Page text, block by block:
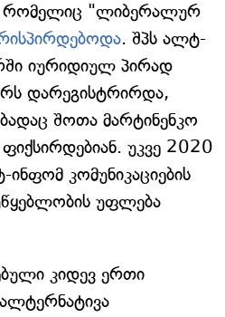
რომელიც "ლიბერალურ
. შპს ალტ-
იურიდიულ პირად
დარეგისტრირდა,
შოთა მარტინენკო
უკვე 2020
კომუნიკაციების
უფლება
კიდევ ერთი